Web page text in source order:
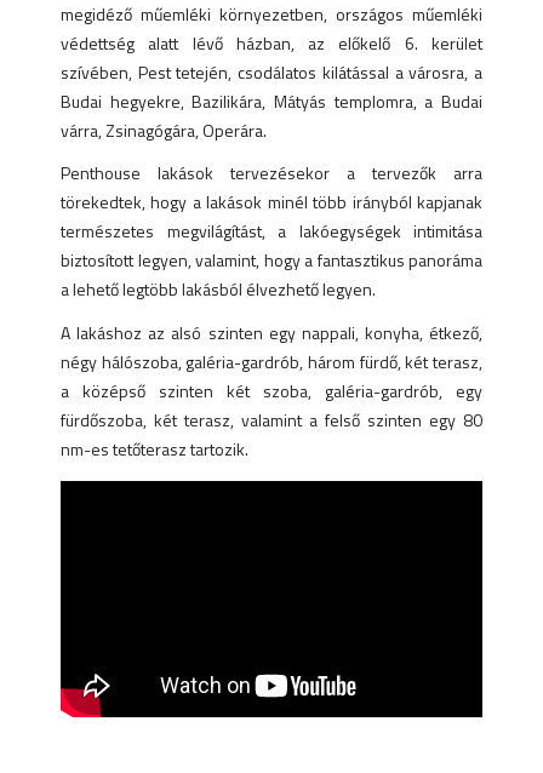
megidéző műemléki környezetben, országos műemléki
védettség alatt lévő házban, az előkelő 6. kerület
szívében, Pest tetején, csodálatos kilátással a városra, a
Budai hegyekre, Bazilikára, Mátyás templomra, a Budai
várra, Zsinagógára, Operára.
Penthouse lakások tervezésekor a tervezők arra
törekedtek, hogy a lakások minél több irányból kapjanak
természetes megvilágítást, a lakóegységek intimitása
biztosított legyen, valamint, hogy a fantasztikus panoráma
a lehető legtöbb lakásból élvezhető legyen.
A lakáshoz az alsó szinten egy nappali, konyha, étkező,
négy hálószoba, galéria-gardrób, három fürdő, két terasz,
a középső szinten két szoba, galéria-gardrób, egy
fürdőszoba, két terasz, valamint a felső szinten egy 80
nm-es tetőterasz tartozik.